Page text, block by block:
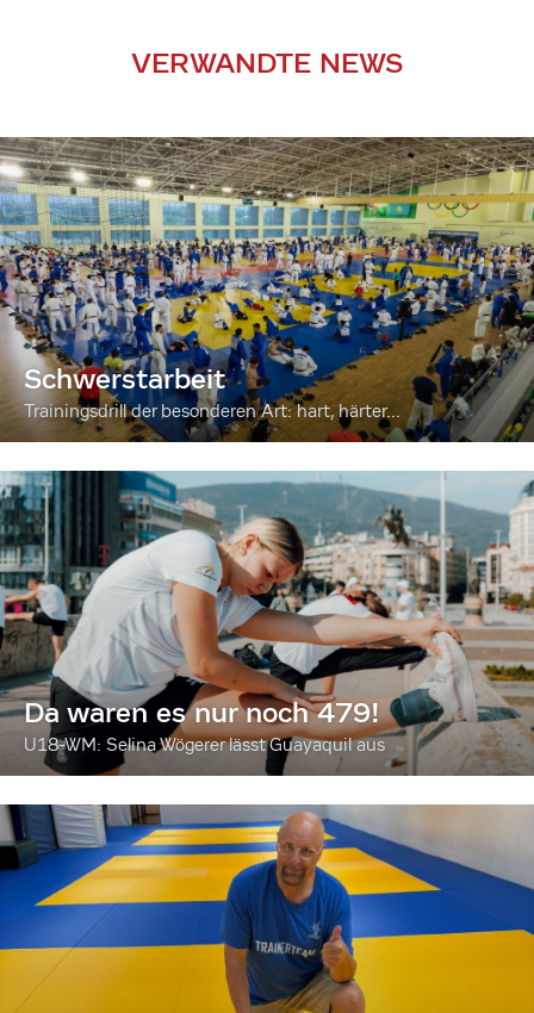
VERWANDTE NEWS
Schwerstarbeit
Trainingsdrill der besonderen Art: hart, härter...
Da waren es nur noch 479!
U18-WM: Selina Wögerer lässt Guayaquil aus